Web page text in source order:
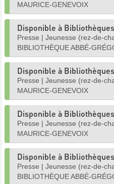
MAURICE-GENEVOIX
Disponible à
Presse | Jeunesse (rez-de-
BIBLIOTHÈQUE ABBÉ-
Disponible à
Presse | Jeunesse (rez-de-
MAURICE-GENEVOIX
Disponible à
Presse | Jeunesse (rez-de-
MAURICE-GENEVOIX
Disponible à
Presse | Jeunesse (rez-de-
BIBLIOTHÈQUE ABBÉ-